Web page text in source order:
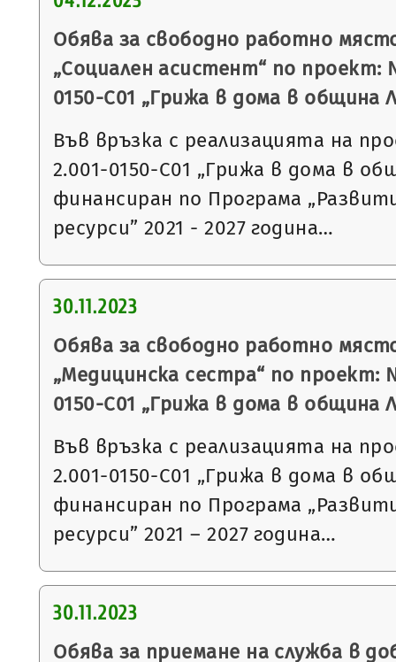
Обява за свободно работно
„Социален асистент“ по проект:
0150-С01 „Грижа в дома в община
Във връзка с реализацията на
2.001-0150-С01 „Грижа в дома в
финансиран по Програма
ресурси” 2021 - 2027 година…
30.11.2023
Обява за свободно работно
„Медицинска сестра“ по проект:
0150-С01 „Грижа в дома в община
Във връзка с реализацията на
2.001-0150-С01 „Грижа в дома в
финансиран по Програма
ресурси” 2021 – 2027 година…
30.11.2023
Обява за приемане на служба в